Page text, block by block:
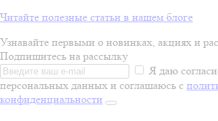
Читайте полезные статьи в нашем блоге
Узнавайте первыми о новинках, акциях и
Подпишитесь на рассылку
Я даю
персональных данных и соглашаюсь с
конфиденциальности